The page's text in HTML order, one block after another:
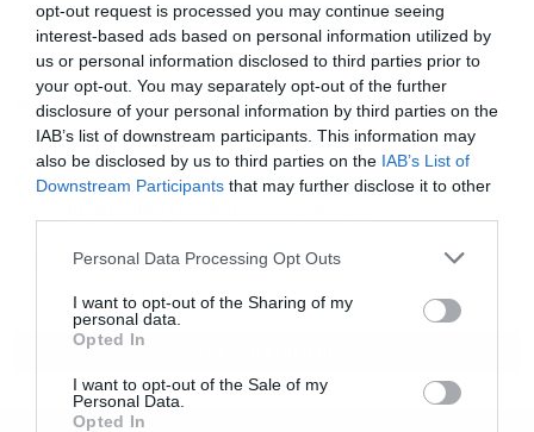
opt-out request is processed you may continue seeing
interest-based ads based on personal information utilized by
us or personal information disclosed to third parties prior to
your opt-out. You may separately opt-out of the further
disclosure of your personal information by third parties on the
IAB’s list of downstream participants. This information may
also be disclosed by us to third parties on the IAB’s List of
Downstream Participants that may further disclose it to other
Personal Data Processing Opt Outs
I want to opt-out of the Sharing of my
personal data.
Opted In
I want to opt-out of the Sale of my
Personal Data.
Opted In
16:56
Επίθεση με βλήμα σε πλοίο στα ανοικτά του Ομάν ενώ
αναμένονται εξελίξεις στο Ορμούζ
16:41 Συναγερμός “Red Code” για αύριο σε Αττική,
Πελοπόννησο, Κρήτη και νησιά Αιγαίου
16:20 Κόντρα Σκέρτσου – ΠΑΣΟΚ για την ακρίβεια και το
Χαρακόπουλος: Στο πλευρό των παραγωγών της